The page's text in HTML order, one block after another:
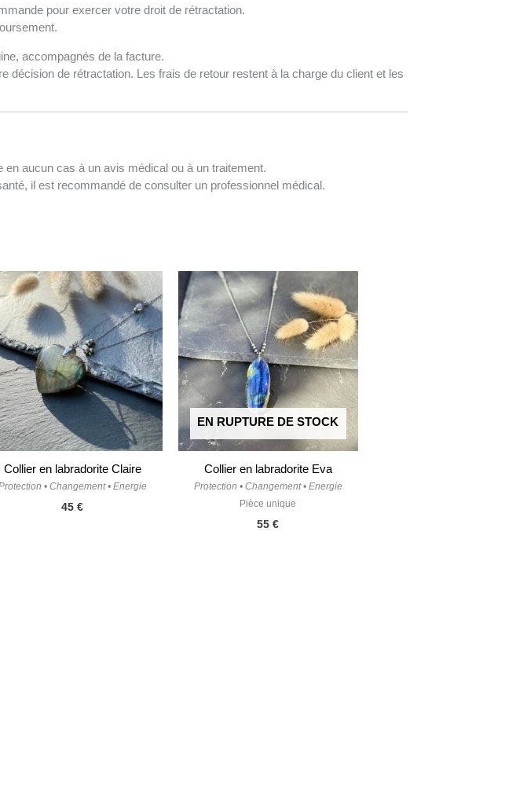
pour exercer votre droit de rétractation.
accompagnés de la facture.
de rétractation. Les frais de retour restent à la charge du client et les
aucun cas à un avis médical ou à un traitement.
il est recommandé de consulter un professionnel médical.
Collier en labradorite Claire
• Changement • Energie
45€
EN RUPTURE DE STOCK
Collier en labradorite Eva
Protection • Changement • Energie
Pièce unique
55€